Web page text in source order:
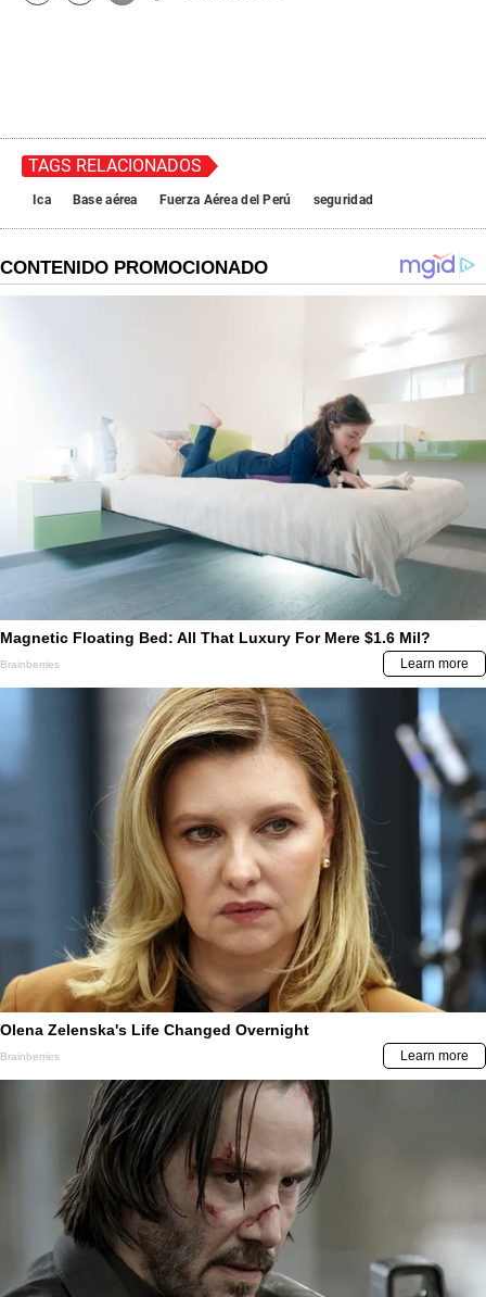
TAGS RELACIONADOS
Ica Base aérea Fuerza Aérea del Perú seguridad